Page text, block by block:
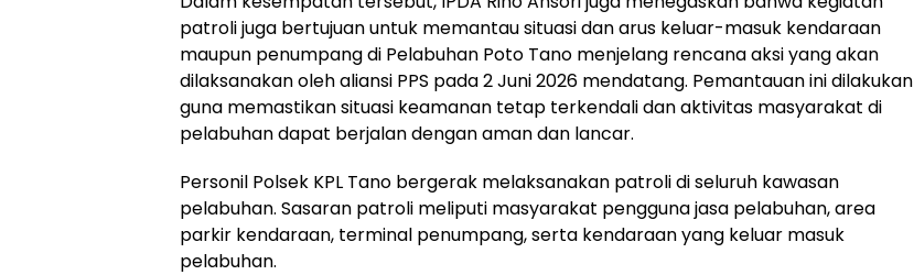
patroli juga bertujuan untuk memantau situasi dan arus keluar-masuk kendaraan
maupun penumpang di Pelabuhan Poto Tano menjelang rencana aksi yang akan
dilaksanakan oleh aliansi PPS pada 2 Juni 2026 mendatang. Pemantauan ini dilakukan
guna memastikan situasi keamanan tetap terkendali dan aktivitas masyarakat di
pelabuhan dapat berjalan dengan aman dan lancar.
Personil Polsek KPL Tano bergerak melaksanakan patroli di seluruh kawasan
pelabuhan. Sasaran patroli meliputi masyarakat pengguna jasa pelabuhan, area
parkir kendaraan, terminal penumpang, serta kendaraan yang keluar masuk
pelabuhan.